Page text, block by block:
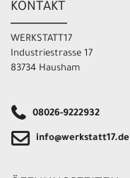
KONTAKT
WERKSTATT17
Industriestrasse 17
83734 Hausham
08026-9222932
info@werkstatt17.de